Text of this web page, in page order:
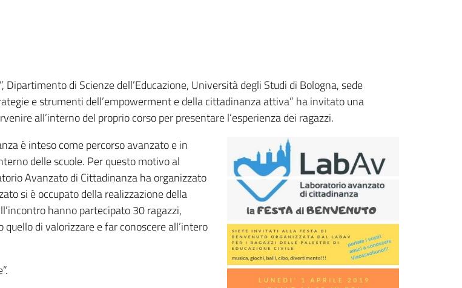
di Scienze dell’Educazione, Università degli Studi di Bologna, sede
e strumenti dell’empowerment e della cittadinanza attiva” ha invitato una
all’interno del proprio corso per presentare l’esperienza dei ragazzi.
è inteso come percorso avanzato e in
delle scuole. Per questo motivo al
Avanzato di Cittadinanza ha organizzato
si è occupato della realizzazione della
hanno partecipato 30 ragazzi,
di valorizzare e far conoscere all’intero